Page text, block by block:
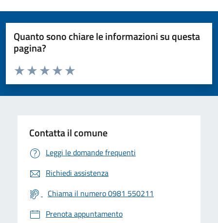
Quanto sono chiare le informazioni su questa
pagina?
Valuta da 1 a 5 stelle la pagina
Valuta 5 stelle su 5
Valuta 4 stelle su 5
Valuta 3 stelle su 5
Valuta 2 stelle su 5
Valuta 1 stelle su 5
Contatta il comune
Leggi le domande frequenti
Richiedi assistenza
Chiama il numero 0981 550211
Prenota appuntamento